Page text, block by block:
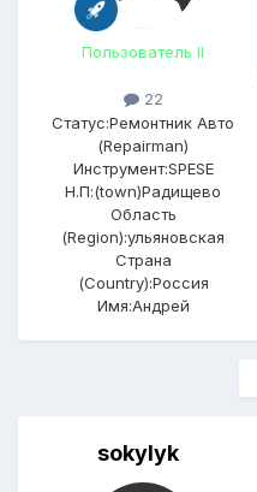
Пользователь II
22
Статус:Ремонтник Авто
(Repairman)
Инструмент:SPESE
Н.П:(town)Радищево
Область
(Region):ульяновская
Страна
(Country):Россия
Имя:Андрей
sokylyk